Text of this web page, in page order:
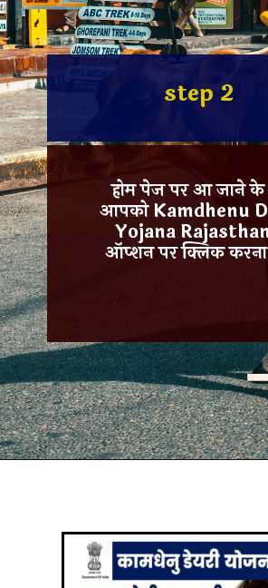
step 2
होम पेज पर आ जाने के
आपको Kamdhenu
Yojana
ऑप्शन पर क्लिक करना